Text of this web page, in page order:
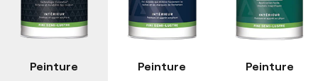
Peinture
Peinture
Peinture